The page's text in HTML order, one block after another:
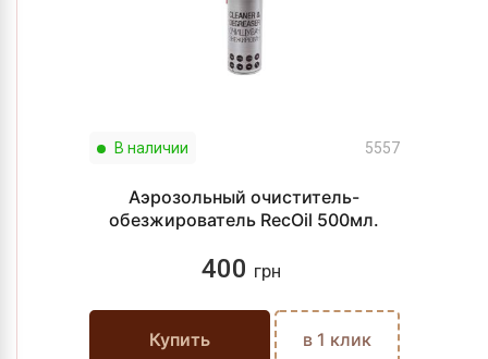
В наличии 5557
Аэрозольный очиститель-
обезжирователь RecOil 500мл.
400 грн
Купить в 1 клик